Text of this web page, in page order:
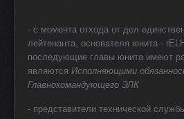
- с момента отхода от дел
лейтенанта, основателя юнита -
последующие главы юнита имеют
являются Исполняющими
Главнокомандующего ЭЛК
- представители технической